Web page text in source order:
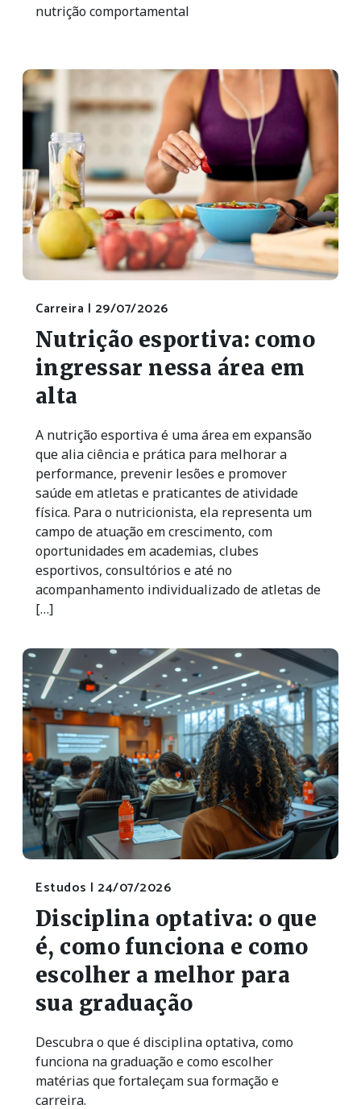
nutrição comportamental
Carreira | 29/07/2026
Nutrição esportiva: como
ingressar nessa área em
alta
A nutrição esportiva é uma área em expansão
que alia ciência e prática para melhorar a
performance, prevenir lesões e promover
saúde em atletas e praticantes de atividade
física. Para o nutricionista, ela representa um
campo de atuação em crescimento, com
oportunidades em academias, clubes
esportivos, consultórios e até no
acompanhamento individualizado de atletas de
[…]
Estudos | 24/07/2026
Disciplina optativa: o que
é, como funciona e como
escolher a melhor para
sua graduação
Descubra o que é disciplina optativa, como
funciona na graduação e como escolher
matérias que fortaleçam sua formação e
carreira.